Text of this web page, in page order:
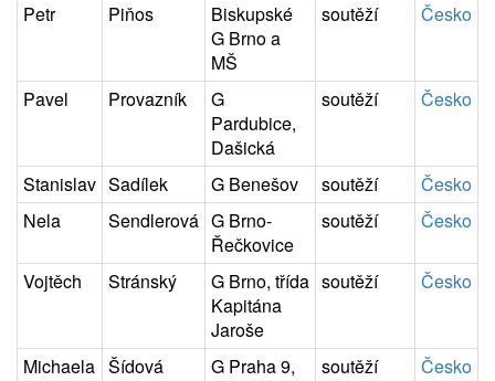
Petr Piňos
Biskupské
G Brno a
MŠ
soutěží Česko
Pavel Provazník
G
Pardubice,
Dašická
soutěží Česko
Stanislav Sadílek G Benešov soutěží
Česko
Nela
Sendlerová G Brno-
Řečkovice
soutěží Česko
Vojtěch Stránský
G Brno, třída
Kapitána
Jaroše
soutěží Česko
Michaela Šídová
G Praha 9,
soutěží Česko